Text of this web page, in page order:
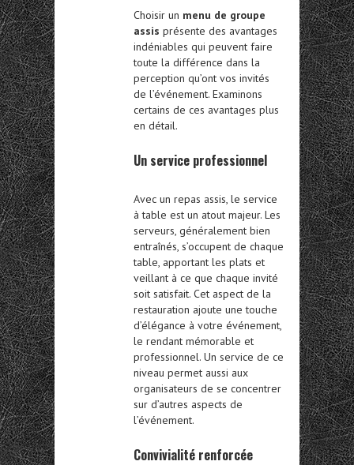
Choisir un menu de groupe
assis présente des avantages
indéniables qui peuvent faire
toute la différence dans la
perception qu’ont vos invités
de l’événement. Examinons
certains de ces avantages plus
en détail.
Un service professionnel
Avec un repas assis, le service
à table est un atout majeur. Les
serveurs, généralement bien
entraînés, s’occupent de chaque
table, apportant les plats et
veillant à ce que chaque invité
soit satisfait. Cet aspect de la
restauration ajoute une touche
d’élégance à votre événement,
le rendant mémorable et
professionnel. Un service de ce
niveau permet aussi aux
organisateurs de se concentrer
sur d’autres aspects de
l’événement.
Convivialité renforcée